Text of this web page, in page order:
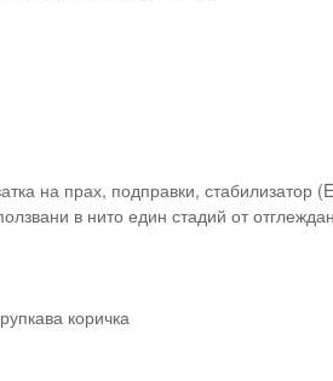
на прах, подправки, стабилизатор
в нито един стадий от
коричка